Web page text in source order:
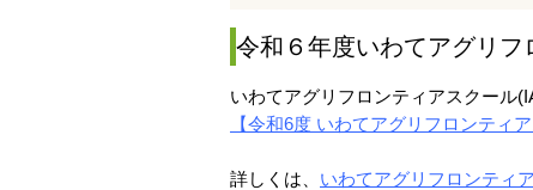
令和６年度いわてアグリ
いわてアグリフロンティアスクール
【令和6度 いわてアグリフロンティ
詳しくは、 いわてアグリフロンティ